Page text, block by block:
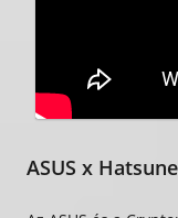
ASUS x